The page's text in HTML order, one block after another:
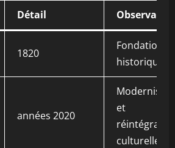
Détail
1820
Fondation
historique
années 2020
et
culturelle